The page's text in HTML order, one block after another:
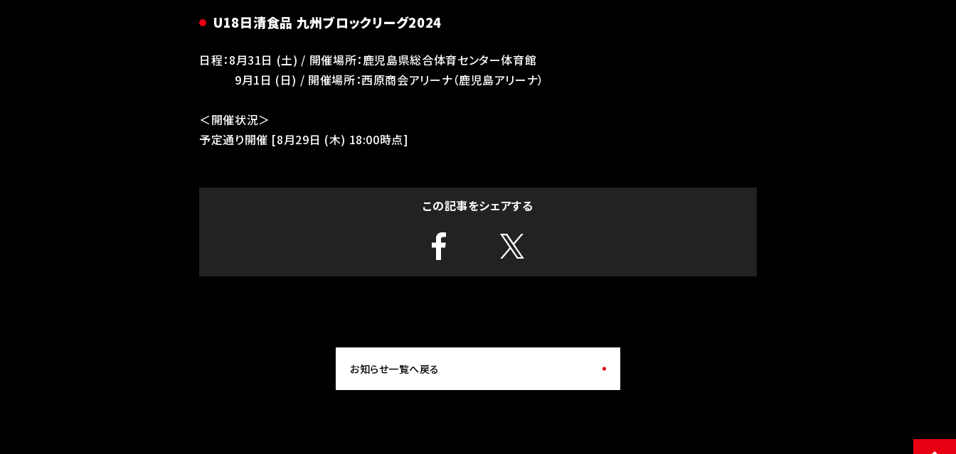
U18日清食品 九州ブロックリーグ2024
日程：8月31日 (土) / 開催場所：鹿児島県総合体育センター体育館
9月1日 (日) / 開催場所：西原商会アリーナ（鹿児島アリーナ）
＜開催状況＞
予定通り開催 [8月29日 (木) 18:00時点]
この記事をシェアする
お知らせ一覧へ戻る